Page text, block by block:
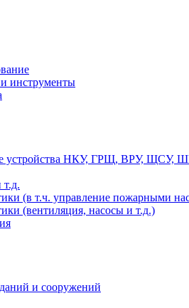
инструменты
устройства НКУ, ГРЩ, ВРУ, ЩСУ,
(в т.ч. управление пожарными
(вентиляция, насосы и т.д.)
и сооружений